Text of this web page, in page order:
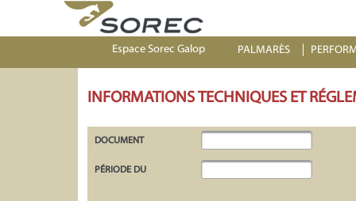
Espace Sorec Galop PALMARÈS
INFORMATIONS TECHNIQUES ET
DOCUMENT
PÉRIODE DU